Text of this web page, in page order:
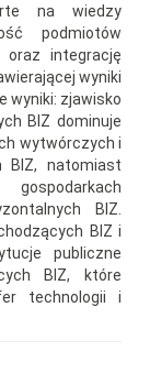
na wiedzy
podmiotów
oraz integrację
wyniki
wyniki: zjawisko
BIZ dominuje
wytwórczych i
BIZ, natomiast
BIZ.
BIZ i
publiczne
BIZ, które
technologii i